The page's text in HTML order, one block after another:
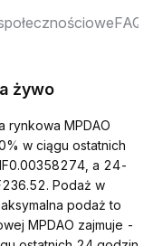
FAQ
żywo
rynkowa MPDAO
w ciągu ostatnich
a 24-
Podaż w
podaż to
MPDAO zajmuje -